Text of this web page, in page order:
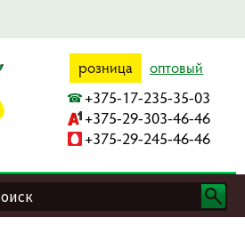
розница оптовый
+375-17-235-35-03
+375-29-303-46-46
+375-29-245-46-46